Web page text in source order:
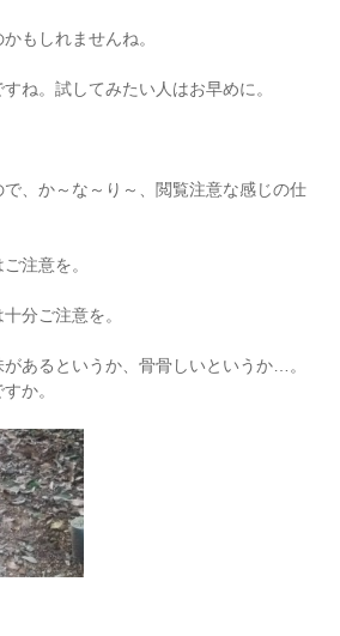
もしれませんね。
ね。試してみたい人はお早めに。
、か～な～り～、閲覧注意な感じの仕
注意を。
分ご注意を。
あるというか、骨骨しいというか…。
か。